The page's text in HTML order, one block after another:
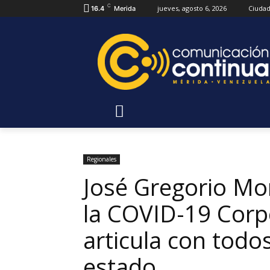
16.4 C Merida jueves, agosto 6, 2026 Ciudad
Regionales
José Gregorio
la COVID-19
articula con